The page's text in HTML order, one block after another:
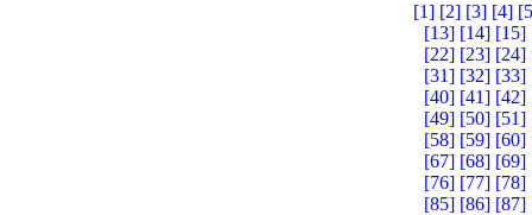
[1] [2] [3] [4]
[13] [14] [15]
[22] [23] [24]
[31] [32] [33]
[40] [41] [42]
[49] [50] [51]
[58] [59] [60]
[67] [68] [69]
[76] [77] [78]
[85] [86] [87]